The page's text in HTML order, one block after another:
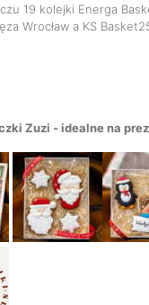
19 kolejki Energa
Wrocław a KS
Zuzi - idealne na